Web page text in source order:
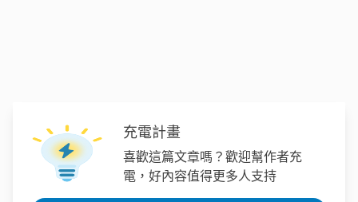
充電計畫
喜歡這篇文章嗎？歡迎幫作者充
電，好內容值得更多人支持